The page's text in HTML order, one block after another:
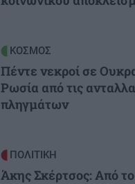
ΚΟΣΜΟΣ
Πέντε νεκροί σε
Ρωσία από τις
πληγμάτων
ΠΟΛΙΤΙΚΗ
Άκης Σκέρτσος: Από